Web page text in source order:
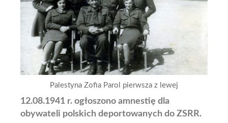
Palestyna Zofia Parol pierwsza z lewej
12.08.1941 r. ogłoszono amnestię dla
obywateli polskich deportowanych do ZSRR.